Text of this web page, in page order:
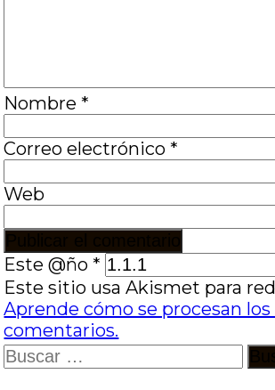
Nombre *
Correo electrónico *
Web
Este @ño *
Este sitio usa Akismet para
Aprende cómo se procesan
comentarios.
Buscar: